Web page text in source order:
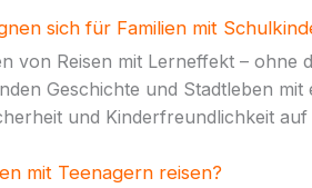
sich für Familien mit
von Reisen mit Lerneffekt – ohne
Geschichte und Stadtleben
und Kinderfreundlichkeit
mit Teenagern reisen?